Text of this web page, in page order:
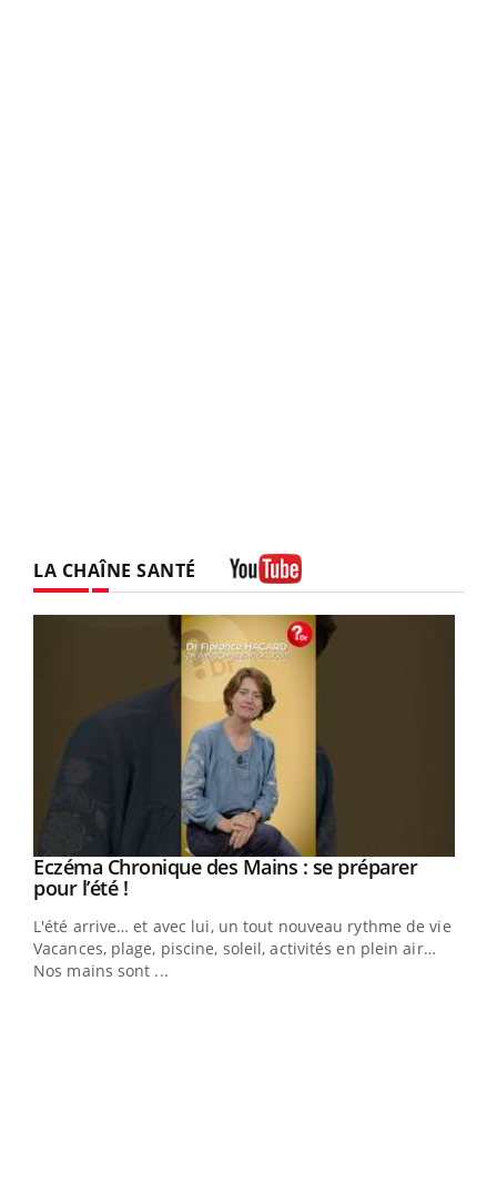
LA CHAÎNE SANTÉ
Youtube
Eczéma Chronique des Mains : se préparer
pour l’été !Youtube
L'été arrive… et avec lui, un tout nouveau rythme de vie !
Vacances, plage, piscine, soleil, activités en plein air…
Nos mains sont ...